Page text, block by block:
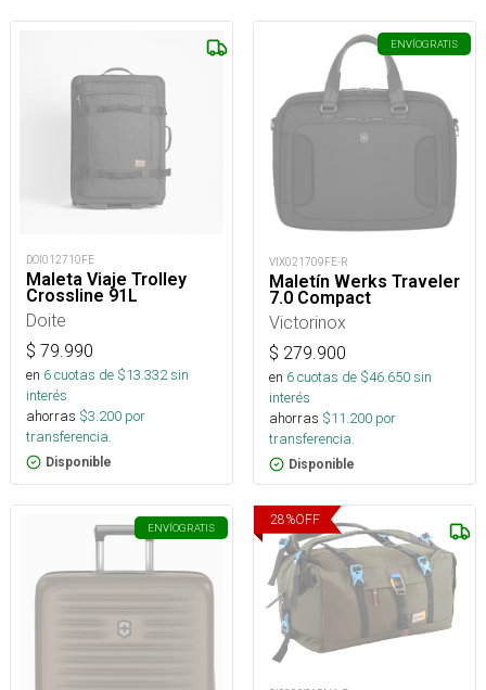
DOI012710FE
Maleta Viaje Trolley
Crossline 91L
Doite
$ 79.990
en 6cuotas de $13.332sin
interés
ahorras $3.200 por
transferencia.
Disponible
ENVÍOGRATIS
VIX021709FE-R
Maletín Werks Traveler
7.0 Compact
Victorinox
$ 279.900
en 6cuotas de $46.650sin
interés
ahorras $11.200 por
transferencia.
Disponible
ENVÍOGRATIS
28%OFF